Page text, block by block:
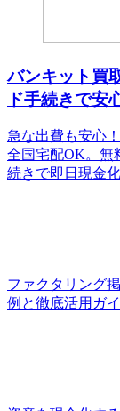
バンキット買
ド手続きで安
急な出費も安心
全国宅配OK。無
続きで即日現金
ファクタリング
例と徹底活用ガ